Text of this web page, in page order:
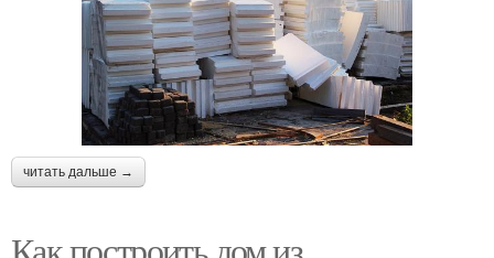
читать дальше →